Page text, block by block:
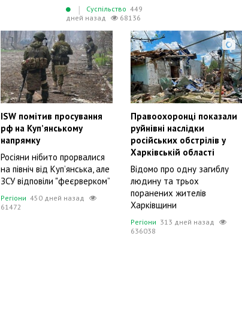
| Суспільство 449
дней назад
68136
ISW помітив просування
рф на Купʼянському
напрямку
Росіяни нібито прорвалися
на північ від Куп’янська, але
ЗСУ відповіли "феєрверком”
Регіони 450 дней назад
61472
Правоохоронці показали
руйнівні наслідки
російських обстрілів у
Харківській області
Відомо про одну загиблу
людину та трьох
поранених жителів
Харківщини
Регіони 313 дней назад
636038